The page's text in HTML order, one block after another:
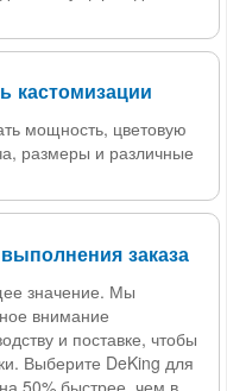
кастомизации
мощность, цветовую
размеры и различные
заказа
значение. Мы
внимание
и поставке, чтобы
Выберите DeKing для
50% быстрее, чем в